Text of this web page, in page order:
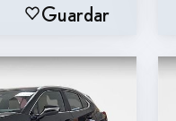
Guardar